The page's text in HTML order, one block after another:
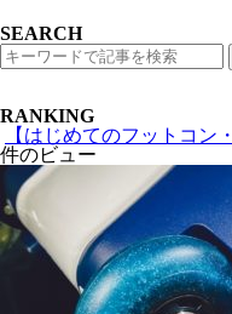
SEARCH
RANKING
【はじめてのフットコン
件のビュー